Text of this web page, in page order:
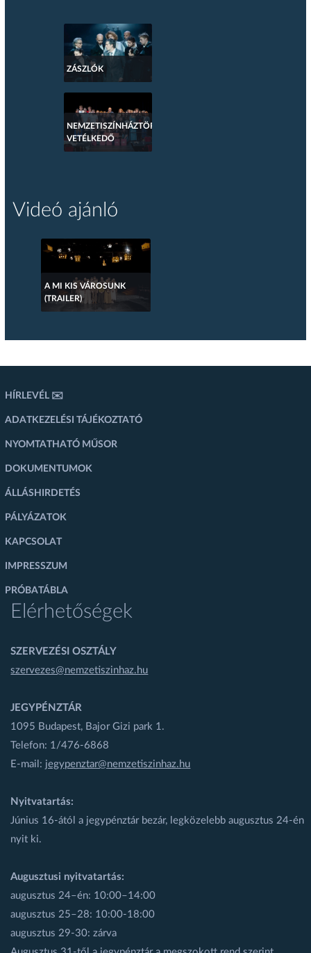
ZÁSZLÓK
NEMZETISZÍNHÁZTÖRTÉNETI
VETÉLKEDŐ
Videó ajánló
A MI KIS VÁROSUNK
(TRAILER)
HÍRLEVÉL ✉️
ADATKEZELÉSI TÁJÉKOZTATÓ
NYOMTATHATÓ MŰSOR
DOKUMENTUMOK
ÁLLÁSHIRDETÉS
PÁLYÁZATOK
KAPCSOLAT
IMPRESSZUM
PRÓBATÁBLA
Elérhetőségek
SZERVEZÉSI OSZTÁLY
szervezes@nemzetiszinhaz.hu
JEGYPÉNZTÁR
1095 Budapest, Bajor Gizi park 1.
Telefon: 1/476-6868
E-mail: jegypenztar@nemzetiszinhaz.hu
Nyitvatartás:
Június 16-ától a jegypénztár bezár, legközelebb augusztus 24-én
nyit ki.
Augusztusi nyitvatartás:
augusztus 24–én: 10:00–14:00
augusztus 25–28: 10:00-18:00
augusztus 29-30: zárva